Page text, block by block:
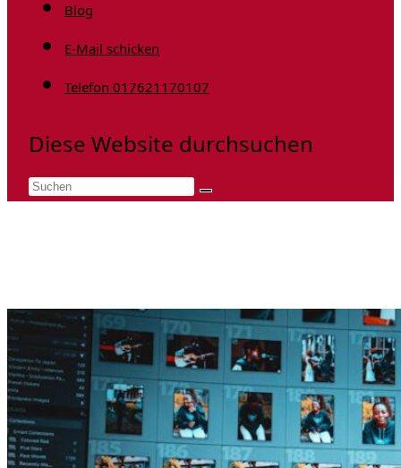
Blog
E-Mail schicken
Telefon 017621170107
Diese Website durchsuchen